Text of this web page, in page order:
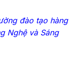
đào tạo hàng
Nghệ và Sáng